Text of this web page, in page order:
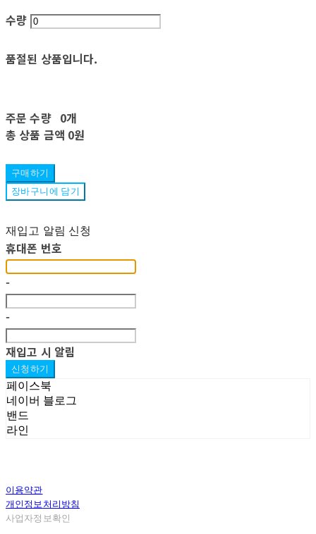
수량
품절된 상품입니다.
주문 수량 0개
총 상품 금액 0원
구매하기
장바구니에 담기
재입고 알림 신청
휴대폰 번호
-
-
재입고 시 알림
신청하기
페이스북
네이버 블로그
밴드
라인
이용약관
개인정보처리방침
사업자정보확인